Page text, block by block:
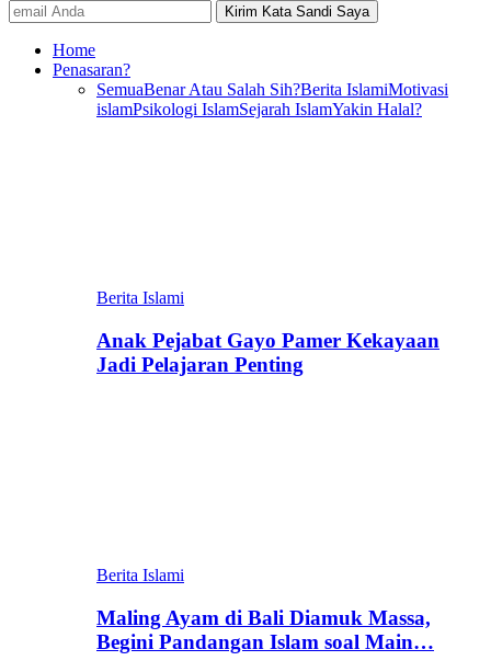
Home
Penasaran?
SemuaBenar Atau Salah Sih?Berita IslamiMotivasi
islamPsikologi IslamSejarah IslamYakin Halal?
Berita Islami
Anak Pejabat Gayo Pamer Kekayaan
Jadi Pelajaran Penting
Berita Islami
Maling Ayam di Bali Diamuk Massa,
Begini Pandangan Islam soal Main…